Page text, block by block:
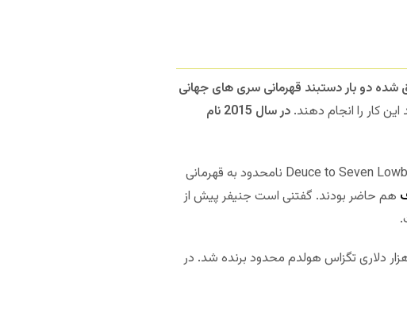
شده دو بار دستبند قهرمانی سری های جهانی
کار را انجام دهند.
در سال 2015 نام
» را در سال 2000 به ثبت رساند. او در رویداد Deuce to Seven Lowball نامحدود به قهرمانی
هم حاضر بودند. گفتنی است جنیفر پیش از
دستبند قهرمانی هارمان در سری های جهانی پوکر هم در سال 2002 به دست آمد. او در بازی 5 هزار دلاری تگزاس هولدم محدود برنده شد. در